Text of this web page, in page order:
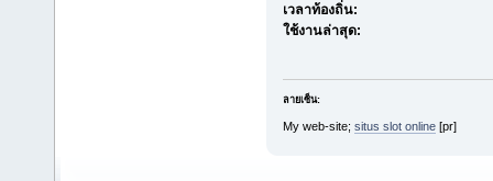
เวลาท้องถิ่น:
ใช้งานล่าสุด:
ลายเซ็น:
My web-site; situs slot online[pr]